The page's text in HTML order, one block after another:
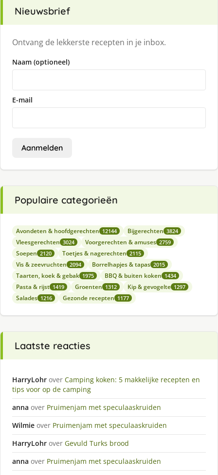
Nieuwsbrief
Ontvang de lekkerste recepten in je inbox.
Naam (optioneel)
E-mail
Aanmelden
Populaire categorieën
Avondeten & hoofdgerechten 12144 Bijgerechten 3824
Vleesgerechten 3024 Voorgerechten & amuses 2759
Soepen 2120 Toetjes & nagerechten 2115
Vis & zeevruchten 2094 Borrelhapjes & tapas 2015
Taarten, koek & gebak 1975 BBQ & buiten koken 1434
Pasta & rijst 1419 Groenten 1312 Kip & gevogelte 1297
Salades 1216 Gezonde recepten 1177
Laatste reacties
HarryLohr over Camping koken: 5 makkelijke recepten en
tips voor op de camping
anna over Pruimenjam met speculaaskruiden
Wilmie over Pruimenjam met speculaaskruiden
HarryLohr over Gevuld Turks brood
anna over Pruimenjam met speculaaskruiden